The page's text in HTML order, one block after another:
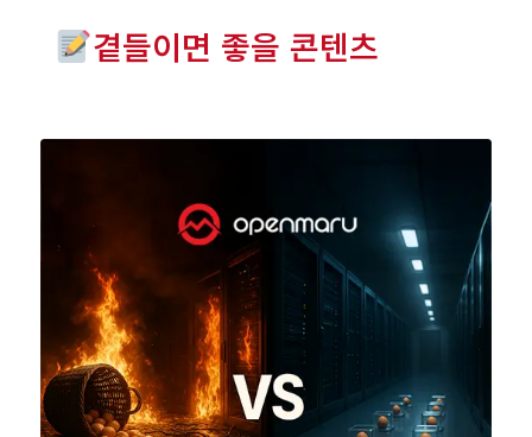
곁들이면 좋을 콘텐츠